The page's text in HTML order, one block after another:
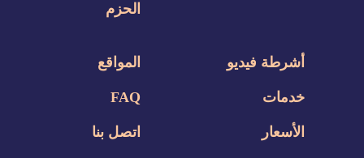
الحزم
أشرطة فيديو
خدمات
الأسعار
المواقع
FAQ
اتصل بنا